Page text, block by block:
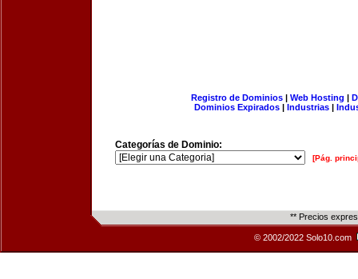
Registro de Dominios| Web Hosting |
Dominios Expirados | Industrias |
Categorías de Dominio:
[Pág.
** Precios
© 2002/2022 Solo10.com